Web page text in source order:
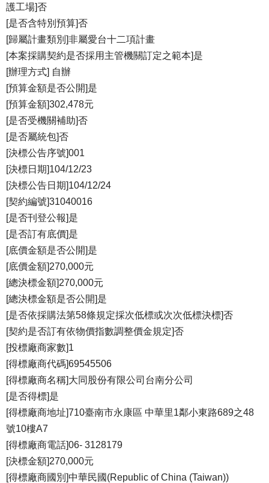
護工場]否
[是否含特別預算]否
[歸屬計畫類別]非屬愛台十二項計畫
[本案採購契約是否採用主管機關訂定之範本]是
[辦理方式] 自辦
[預算金額是否公開]是
[預算金額]302,478元
[是否受機關補助]否
[是否屬統包]否
[決標公告序號]001
[決標日期]104/12/23
[決標公告日期]104/12/24
[契約編號]31040016
[是否刊登公報]是
[是否訂有底價]是
[底價金額是否公開]是
[底價金額]270,000元
[總決標金額]270,000元
[總決標金額是否公開]是
[是否依採購法第58條規定採次低標或次次低標決標]否
[契約是否訂有依物價指數調整價金規定]否
[投標廠商家數]1
[得標廠商代碼]69545506
[得標廠商名稱]大同股份有限公司台南分公司
[是否得標]是
[得標廠商地址]710臺南市永康區 中華里1鄰小東路689之48
號10樓A7
[得標廠商電話]06- 3128179
[決標金額]270,000元
[得標廠商國別]中華民國(Republic of China (Taiwan))